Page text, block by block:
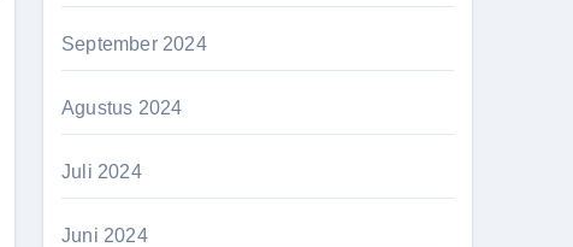
September 2024
Agustus 2024
Juli 2024
Juni 2024